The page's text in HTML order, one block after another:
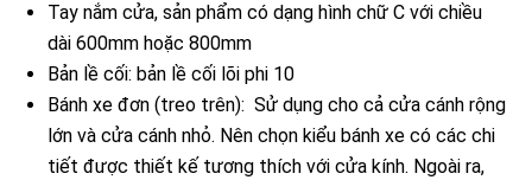
Tay nắm cửa, sản phẩm có dạng hình chữ C với chiều
dài 600mm hoặc 800mm
Bản lề cối: bản lề cối lõi phi 10
Bánh xe đơn (treo trên): Sử dụng cho cả cửa cánh rộng
lớn và cửa cánh nhỏ. Nên chọn kiểu bánh xe có các chi
tiết được thiết kế tương thích với cửa kính. Ngoài ra,